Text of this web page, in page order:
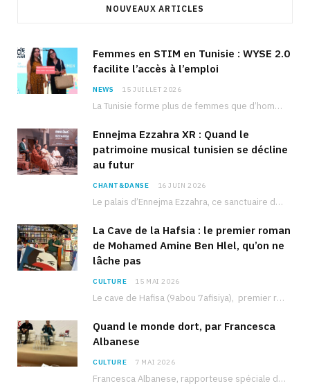
NOUVEAUX ARTICLES
Femmes en STIM en Tunisie : WYSE 2.0
facilite l’accès à l’emploi
NEWS 15 JUILLET 2026
La Tunisie forme plus de femmes que d’hommes dans les filières scientifiques. Pourtant, pour beaucoup…
Ennejma Ezzahra XR : Quand le
patrimoine musical tunisien se décline
au futur
CHANT&DANSE 16 JUIN 2026
Le palais d’Ennejma Ezzahra, ce sanctuaire de la musique tunisienne et méditerranéenne construit par le…
La Cave de la Hafsia : le premier roman
de Mohamed Amine Ben Hlel, qu’on ne
lâche pas
CULTURE 15 MAI 2026
Le cave de Hafisa (9abou 7afisiya), premier roman du journaliste tunisien Mohamed Amine Ben Hlel,…
Quand le monde dort, par Francesca
Albanese
CULTURE 7 MAI 2026
Francesca Albanese, rapporteuse spéciale de l’ONU sur les territoires palestiniens occupés, était à Tunis pour…